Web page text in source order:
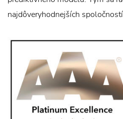
najdôveryhodnejších